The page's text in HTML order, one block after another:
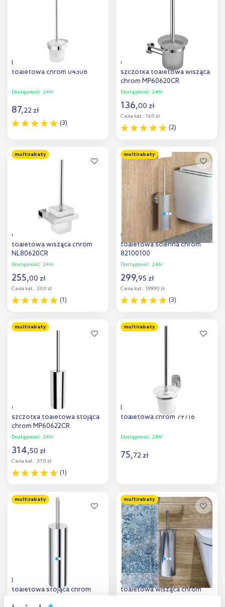
Bisk Natura szczotka
toaletowa chrom 04308
Dostępność: 24h!
87,22 zł
(3)
Dodaj do
porównania
Omnires Modern Project
szczotka toaletowa wisząca
chrom MP60620CR
Dostępność: 24h!
136,00 zł
Cena kat.: 160 zł
(2)
Dodaj do
porównania
multirabaty
Omnires Nelson szczotka
toaletowa wisząca chrom
NL80620CR
Dostępność: 24h!
255,00 zł
Cena kat.: 300 zł
(1)
Dodaj do
multirabaty
Oltens Gulfoss szczotka
toaletowa ścienna chrom
82100100
Dostępność: 24h!
299,95 zł
Cena kat.: 599,90 zł
(3)
Dodaj do
multirabaty
Omnires Modern Project
szczotka toaletowa stojąca
chrom MP60622CR
Dostępność: 24h!
314,50 zł
Cena kat.: 370 zł
(1)
Dodaj do
porównania
multirabaty
Bisk Oregon szczotka
toaletowa chrom 79716
Dostępność: 24h!
75,72 zł
Dodaj do
porównania
multirabaty
Deante Silia szczotka
toaletowa stojąca chrom
multirabaty
AWD Interior szczotka
toaletowa wisząca chrom